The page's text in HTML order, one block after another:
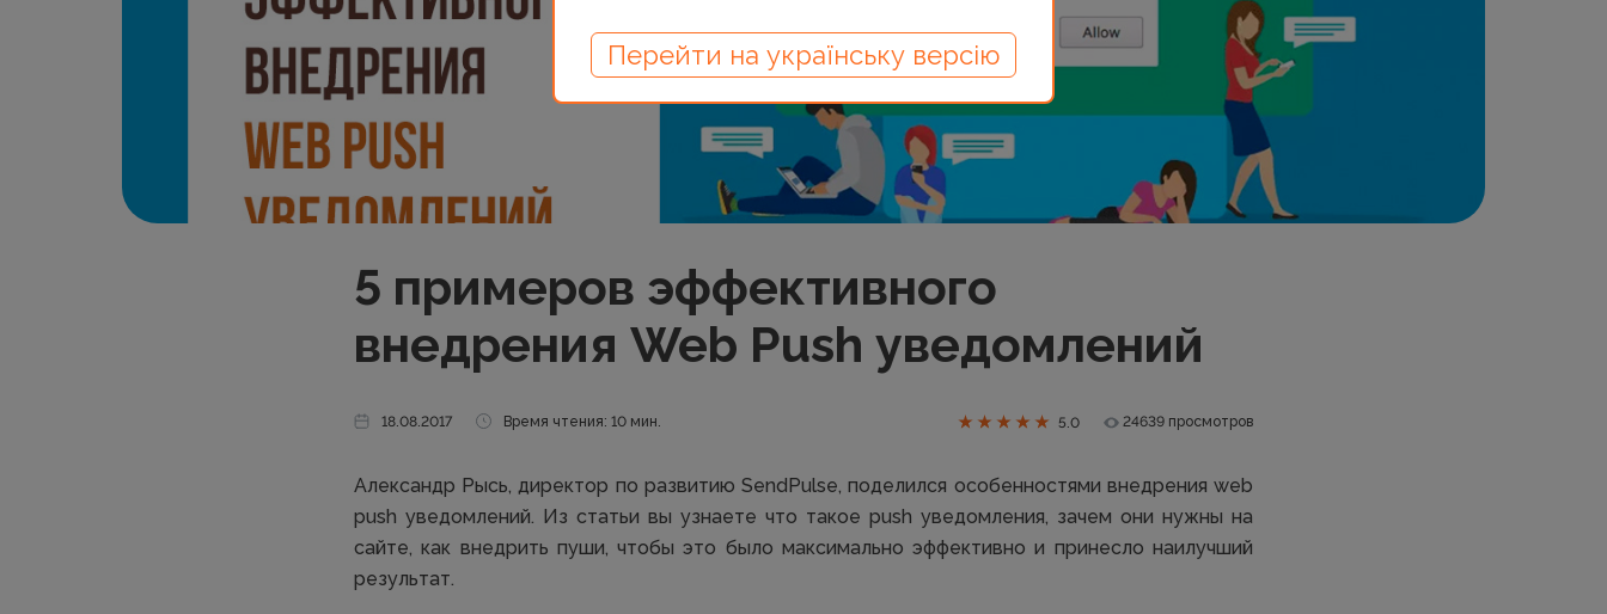
5 примеров эффективного
внедрения Web Push уведомлений
18.08.2017 Время чтения: 10 мин. 5.0 24639 просмотров
Александр Рысь, директор по развитию SendPulse, поделился особенностями внедрения web
push уведомлений. Из статьи вы узнаете что такое push уведомления, зачем они нужны на
сайте, как внедрить пуши, чтобы это было максимально эффективно и принесло наилучший
результат.
Перейти на українську версію